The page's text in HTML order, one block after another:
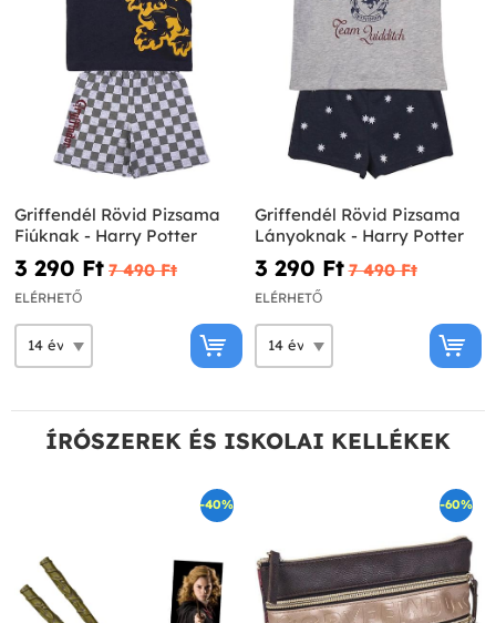
Griffendél Rövid Pizsama
Fiúknak - Harry Potter
3 290 Ft‎ 7 490 Ft‎
ELÉRHETŐ
Griffendél Rövid Pizsama
Lányoknak - Harry Potter
3 290 Ft‎ 7 490 Ft‎
ELÉRHETŐ
ÍRÓSZEREK ÉS ISKOLAI KELLÉKEK
-40% -60%